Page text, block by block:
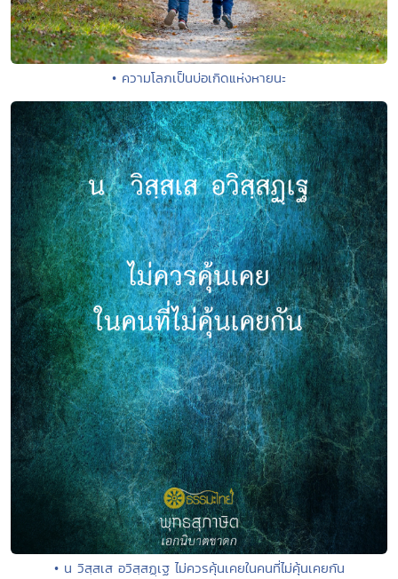
• ความโลภเป็นบ่อเกิดแห่งหายนะ
• น วิสฺสเส อวิสฺสฏฺเฐ ไม่ควรคุ้นเคยในคนที่ไม่คุ้นเคยกัน